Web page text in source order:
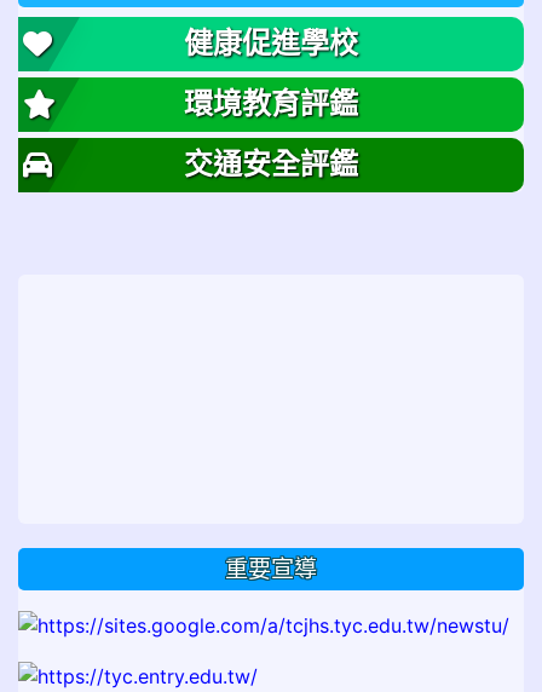
健康促進學校
環境教育評鑑
交通安全評鑑
重要宣導